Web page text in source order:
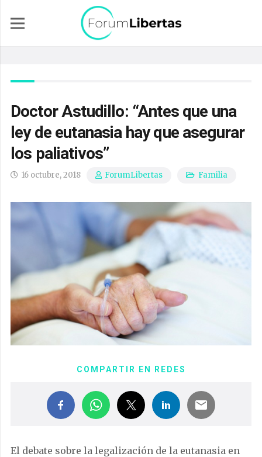
Doctor Astudillo: “Antes que una
ley de eutanasia hay que asegurar
los paliativos”
16 octubre, 2018 ForumLibertas Familia
COMPARTIR EN REDES
El debate sobre la legalización de la eutanasia en